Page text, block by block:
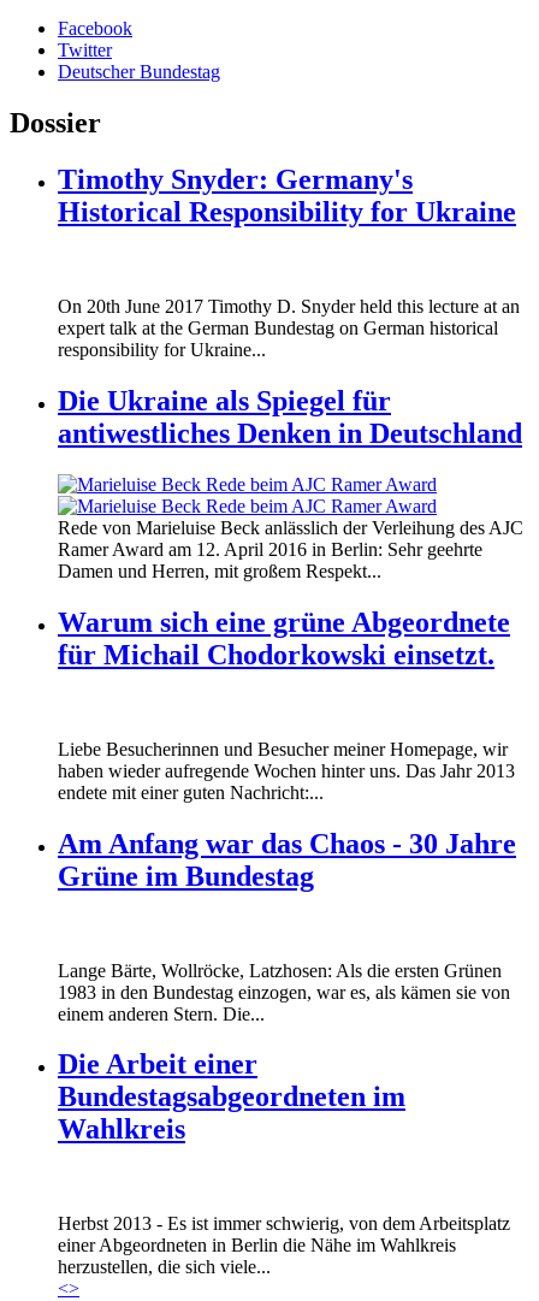
Facebook
Twitter
Deutscher Bundestag
Dossier
Timothy Snyder: Germany's
Historical Responsibility for Ukraine
On 20th June 2017 Timothy D. Snyder held this lecture at an
expert talk at the German Bundestag on German historical
responsibility for Ukraine...
Die Ukraine als Spiegel für
antiwestliches Denken in Deutschland
160412_ramer_award.jpg
160412_ramer_award.jpg
Rede von Marieluise Beck anlässlich der Verleihung des AJC
Ramer Award am 12. April 2016 in Berlin: Sehr geehrte
Damen und Herren, mit großem Respekt...
Warum sich eine grüne Abgeordnete
für Michail Chodorkowski einsetzt.
Liebe Besucherinnen und Besucher meiner Homepage, wir
haben wieder aufregende Wochen hinter uns. Das Jahr 2013
endete mit einer guten Nachricht:...
Am Anfang war das Chaos - 30 Jahre
Grüne im Bundestag
Lange Bärte, Wollröcke, Latzhosen: Als die ersten Grünen
1983 in den Bundestag einzogen, war es, als kämen sie von
einem anderen Stern. Die...
Die Arbeit einer
Bundestagsabgeordneten im
Wahlkreis
Marie_und_Wahlkreis.jpg
Marie_und_Wahlkreis.jpg
Herbst 2013 - Es ist immer schwierig, von dem Arbeitsplatz
einer Abgeordneten in Berlin die Nähe im Wahlkreis
herzustellen, die sich viele...
<>